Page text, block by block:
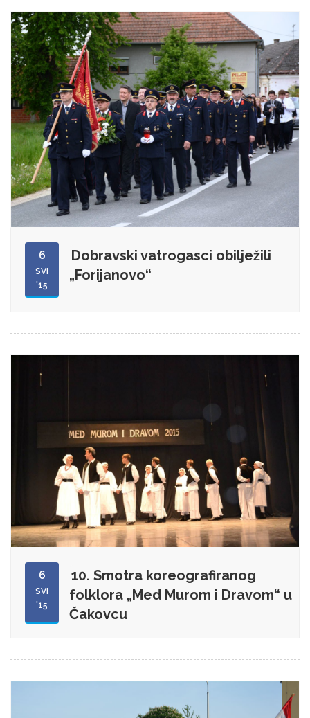
6
SVI
'15
Dobravski vatrogasci obilježili
„Forijanovo“
6
SVI
'15
10. Smotra koreografiranog
folklora „Med Murom i Dravom“ u
Čakovcu